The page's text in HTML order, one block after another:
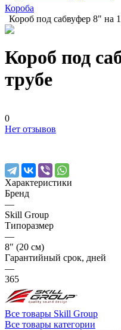
Короба
Короб под сабвуфер 8" на
Короб под
трубе
0
Нет отзывов
Характеристики
Бренд
—
Skill Group
Типоразмер
—
8" (20 см)
Гарантийный срок, дней
—
365
Все товары Skill Group
Все товары категории